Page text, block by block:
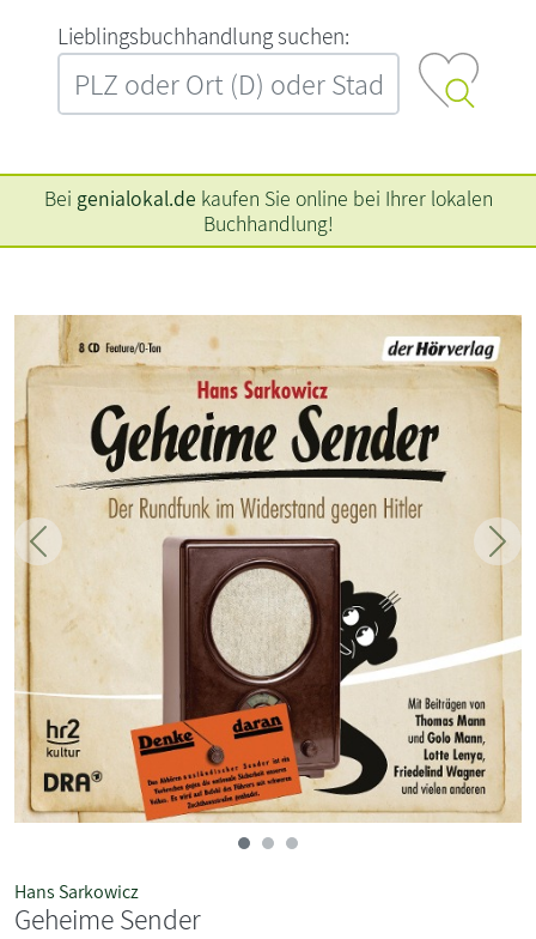
L‍i‍e‍b‍l‍i‍n‍g‍s‍b‍u‍c‍h‍h‍a‍n‍d‍l‍u‍n‍g‍ ‍s‍u‍c‍h‍e‍n‍:‍
Bei genialokal.de kaufen Sie online bei Ihrer lokalen
Buchhandlung!
Zurück
Hans Sarkowicz
Geheime Sender